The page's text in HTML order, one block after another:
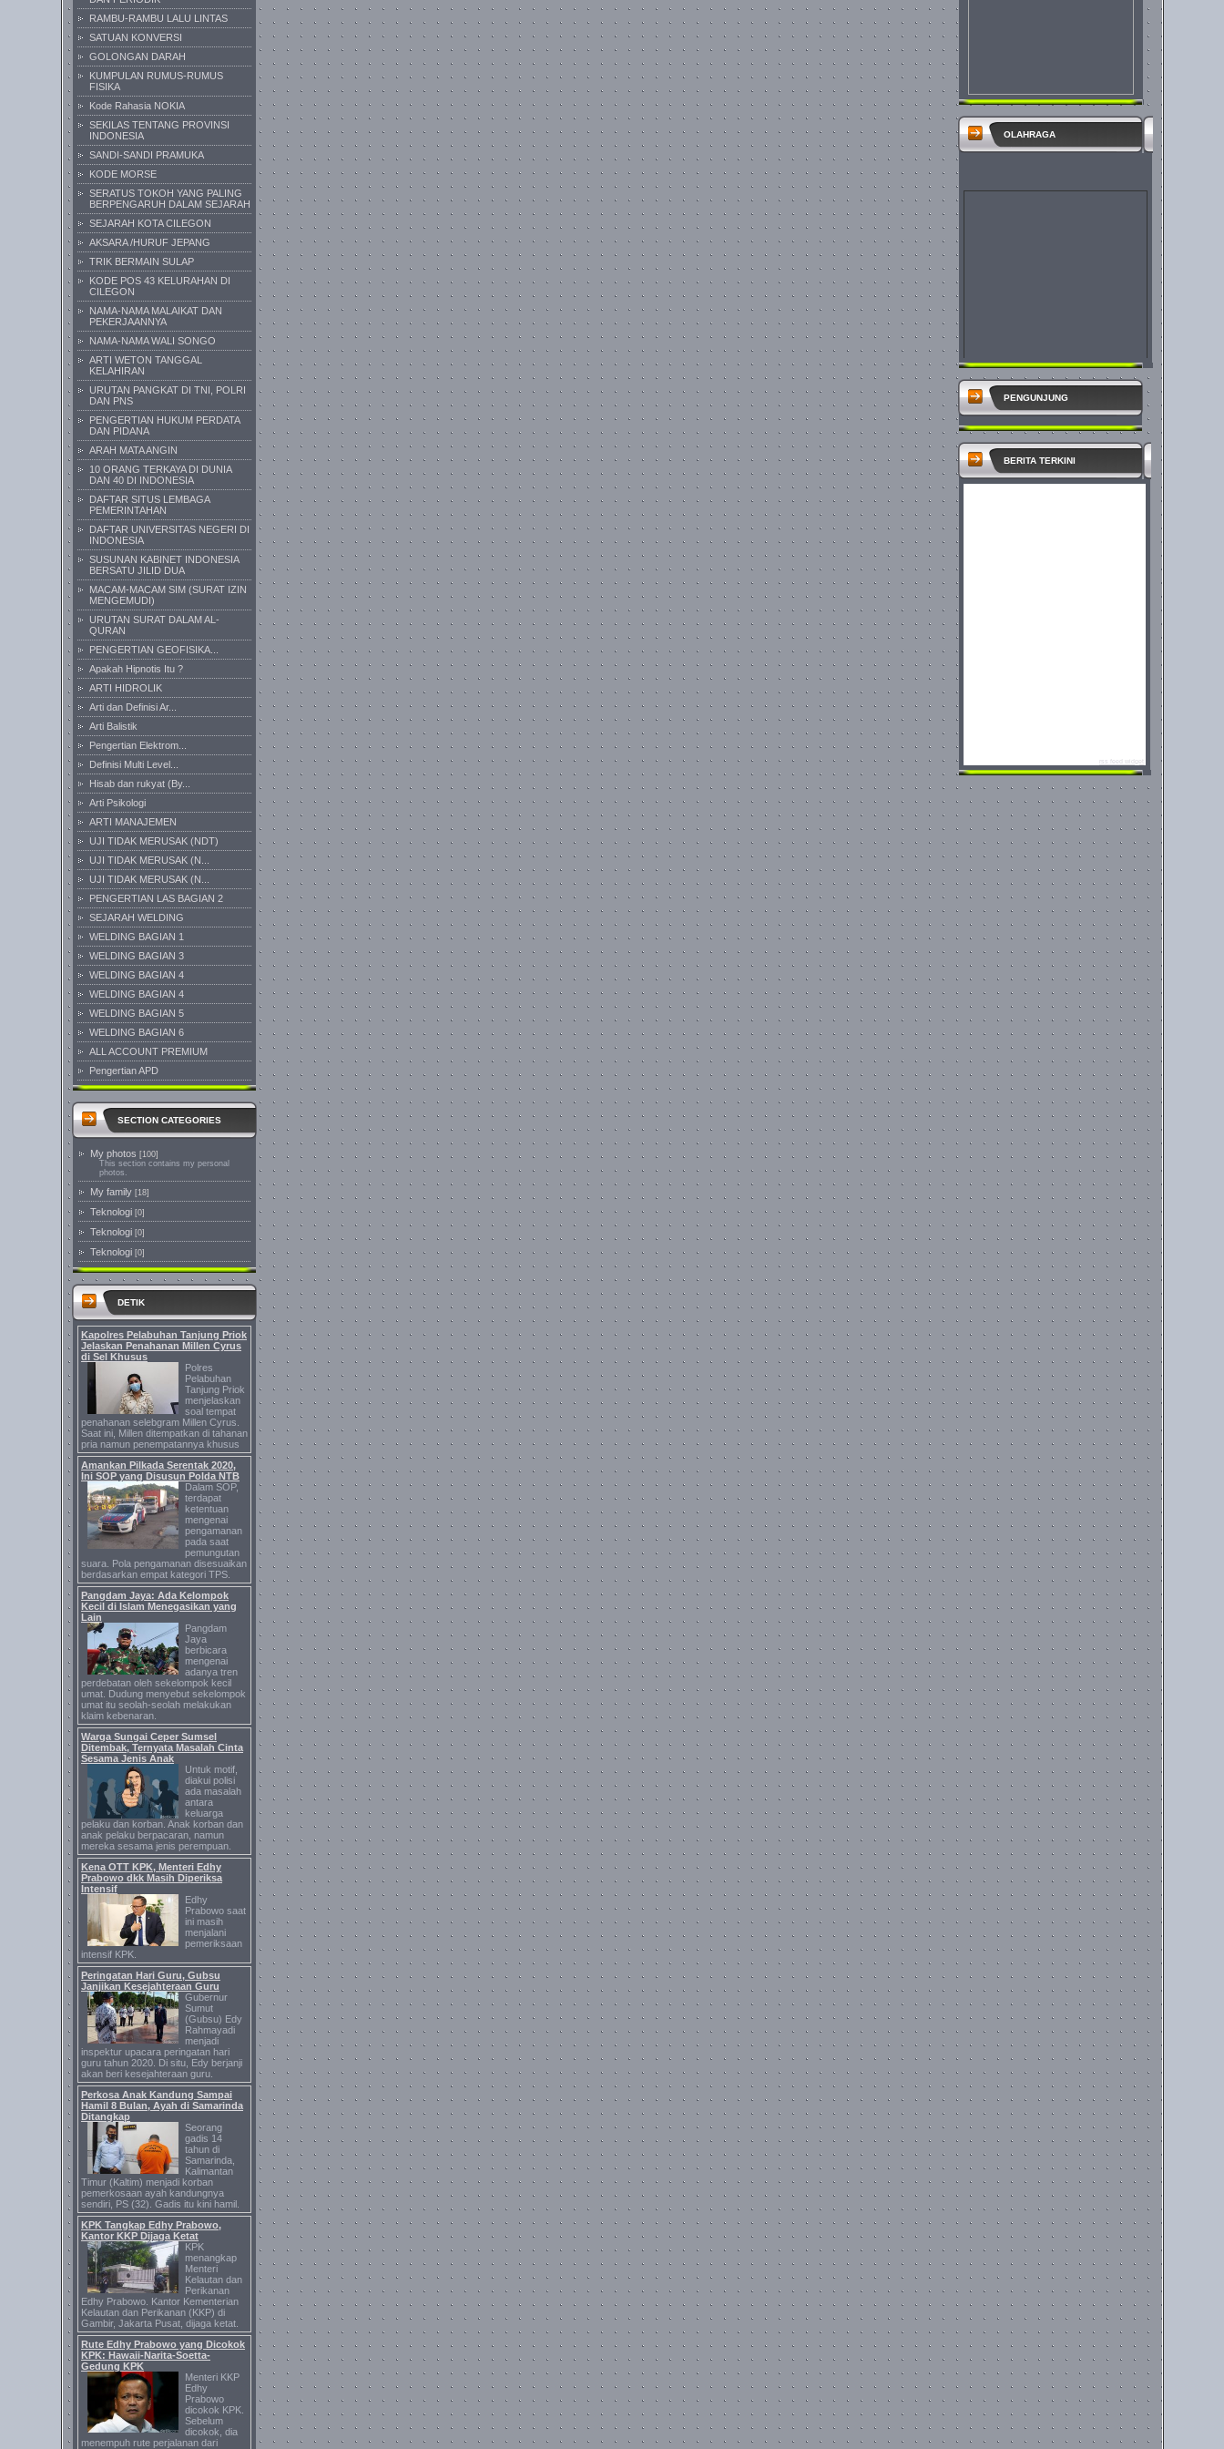
RAMBU-RAMBU LALU LINTAS
SATUAN KONVERSI
GOLONGAN DARAH
KUMPULAN RUMUS-RUMUS
FISIKA
Kode Rahasia NOKIA
SEKILAS TENTANG PROVINSI
INDONESIA
SANDI-SANDI PRAMUKA
KODE MORSE
SERATUS TOKOH YANG PALING
BERPENGARUH DALAM SEJARAH
SEJARAH KOTA CILEGON
AKSARA /HURUF JEPANG
TRIK BERMAIN SULAP
KODE POS 43 KELURAHAN DI
CILEGON
NAMA-NAMA MALAIKAT DAN
PEKERJAANNYA
NAMA-NAMA WALI SONGO
ARTI WETON TANGGAL
KELAHIRAN
URUTAN PANGKAT DI TNI, POLRI
DAN PNS
PENGERTIAN HUKUM PERDATA
DAN PIDANA
ARAH MATA ANGIN
10 ORANG TERKAYA DI DUNIA
DAN 40 DI INDONESIA
DAFTAR SITUS LEMBAGA
PEMERINTAHAN
DAFTAR UNIVERSITAS NEGERI DI
INDONESIA
SUSUNAN KABINET INDONESIA
BERSATU JILID DUA
MACAM-MACAM SIM (SURAT IZIN
MENGEMUDI)
URUTAN SURAT DALAM AL-
QURAN
PENGERTIAN GEOFISIKA...
Apakah Hipnotis Itu ?
ARTI HIDROLIK
Arti dan Definisi Ar...
Arti Balistik
Pengertian Elektrom...
Definisi Multi Level...
Hisab dan rukyat (By...
Arti Psikologi
ARTI MANAJEMEN
UJI TIDAK MERUSAK (NDT)
UJI TIDAK MERUSAK (N...
UJI TIDAK MERUSAK (N...
PENGERTIAN LAS BAGIAN 2
SEJARAH WELDING
WELDING BAGIAN 1
WELDING BAGIAN 3
WELDING BAGIAN 4
WELDING BAGIAN 4
WELDING BAGIAN 5
WELDING BAGIAN 6
ALL ACCOUNT PREMIUM
Pengertian APD
SECTION CATEGORIES
My photos [100]
This section contains my personal
photos.
My family [18]
Teknologi [0]
Teknologi [0]
Teknologi [0]
DETIK
Kapolres Pelabuhan Tanjung Priok
Jelaskan Penahanan Millen Cyrus
di Sel Khusus
Polres
Pelabuhan
Tanjung Priok
menjelaskan
soal tempat
penahanan selebgram Millen Cyrus.
Saat ini, Millen ditempatkan di tahanan
pria namun penempatannya khusus
Amankan Pilkada Serentak 2020,
Ini SOP yang Disusun Polda NTB
Dalam SOP,
terdapat
ketentuan
mengenai
pengamanan
pada saat
pemungutan
suara. Pola pengamanan disesuaikan
berdasarkan empat kategori TPS.
Pangdam Jaya: Ada Kelompok
Kecil di Islam Menegasikan yang
Lain
Pangdam
Jaya
berbicara
mengenai
adanya tren
perdebatan oleh sekelompok kecil
umat. Dudung menyebut sekelompok
umat itu seolah-seolah melakukan
klaim kebenaran.
Warga Sungai Ceper Sumsel
Ditembak, Ternyata Masalah Cinta
Sesama Jenis Anak
Untuk motif,
diakui polisi
ada masalah
antara
keluarga
pelaku dan korban. Anak korban dan
anak pelaku berpacaran, namun
mereka sesama jenis perempuan.
Kena OTT KPK, Menteri Edhy
Prabowo dkk Masih Diperiksa
Intensif
Edhy
Prabowo saat
ini masih
menjalani
pemeriksaan
intensif KPK.
Peringatan Hari Guru, Gubsu
Janjikan Kesejahteraan Guru
Gubernur
Sumut
(Gubsu) Edy
Rahmayadi
menjadi
inspektur upacara peringatan hari
guru tahun 2020. Di situ, Edy berjanji
akan beri kesejahteraan guru.
Perkosa Anak Kandung Sampai
Hamil 8 Bulan, Ayah di Samarinda
Ditangkap
Seorang
gadis 14
tahun di
Samarinda,
Kalimantan
Timur (Kaltim) menjadi korban
pemerkosaan ayah kandungnya
sendiri, PS (32). Gadis itu kini hamil.
KPK Tangkap Edhy Prabowo,
Kantor KKP Dijaga Ketat
KPK
menangkap
Menteri
Kelautan dan
Perikanan
Edhy Prabowo. Kantor Kementerian
Kelautan dan Perikanan (KKP) di
Gambir, Jakarta Pusat, dijaga ketat.
Rute Edhy Prabowo yang Dicokok
KPK: Hawaii-Narita-Soetta-
Gedung KPK
Menteri KKP
Edhy
Prabowo
dicokok KPK.
Sebelum
dicokok, dia
menempuh rute perjalanan dari
OLAHRAGA
PENGUNJUNG
BERITA TERKINI
rss feed widget